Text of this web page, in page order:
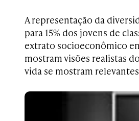
A representação da
para 15% dos jovens de
extrato socioeconômico
mostram visões realistas
vida se mostram